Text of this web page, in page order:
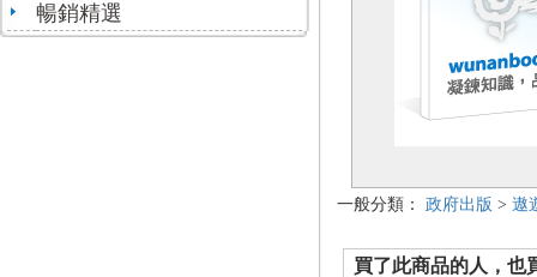
暢銷精選
一般分類： 政府出版 > 遨
買了此商品的人，也